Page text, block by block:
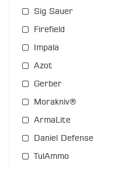
Sig Sauer
Firefield
Impala
Azot
Gerber
Morakniv®
ArmaLite
Daniel Defense
TulAmmo